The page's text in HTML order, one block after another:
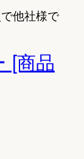
他社様で
[商品